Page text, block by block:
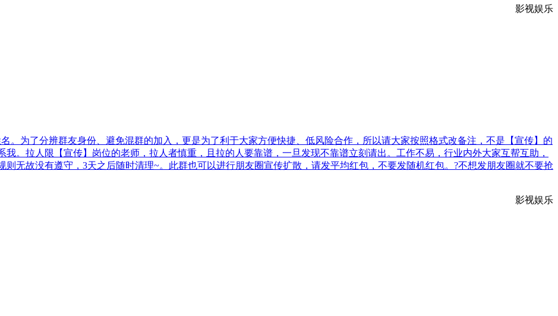
影视娱乐
。为了分辨群友身份、避免混群的加入，更是为了利于大家方便快捷、低风险合作，所以请大家按照格式改备注，不是【宣传】的
。拉人限【宣传】岗位的老师，拉人者慎重，且拉的人要靠谱，一旦发现不靠谱立刻请出。工作不易，行业内外大家互帮互助，
无故没有遵守，3天之后随时清理~。此群也可以进行朋友圈宣传扩散，请发平均红包，不要发随机红包。?不想发朋友圈就不要抢
影视娱乐